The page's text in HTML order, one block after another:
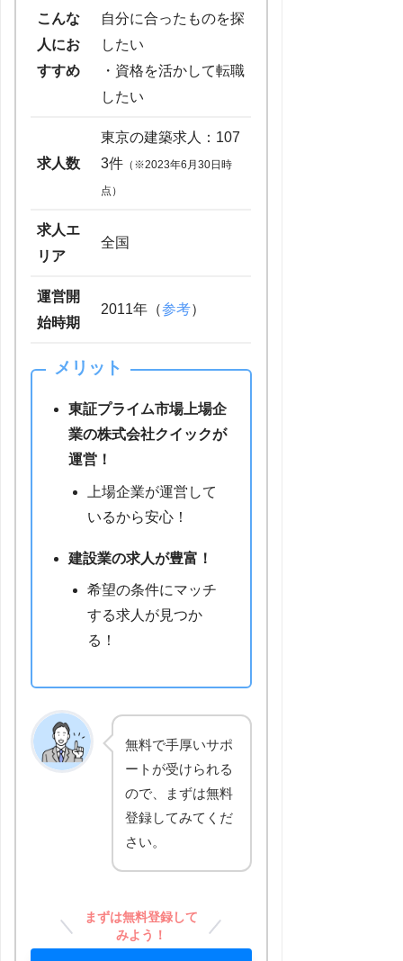
こんな
人にお
すすめ
自分に合ったものを探
したい
・資格を活かして転職
したい
求人数
東京の建築求人：107
3件 （※2023年6月30日時
点）
求人エ
リア
全国
運営開
始時期
2011年（参考）
メリット
東証プライム市場上場企
業の株式会社クイックが
運営！
上場企業が運営して
いるから安心！
建設業の求人が豊富！
希望の条件にマッチ
する求人が見つか
る！
無料で手厚いサポ
ートが受けられる
ので、まずは無料
登録してみてくだ
さい。
まずは無料登録して
みよう！